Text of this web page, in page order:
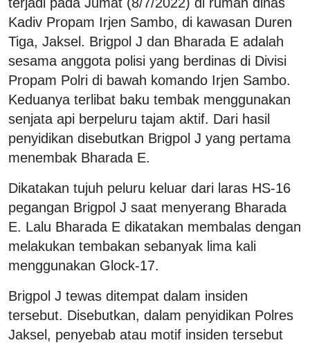
Kadiv Propam Irjen Sambo, di kawasan Duren
Tiga, Jaksel. Brigpol J dan Bharada E adalah
sesama anggota polisi yang berdinas di Divisi
Propam Polri di bawah komando Irjen Sambo.
Keduanya terlibat baku tembak menggunakan
senjata api berpeluru tajam aktif. Dari hasil
penyidikan disebutkan Brigpol J yang pertama
menembak Bharada E.
Dikatakan tujuh peluru keluar dari laras HS-16
pegangan Brigpol J saat menyerang Bharada
E. Lalu Bharada E dikatakan membalas dengan
melakukan tembakan sebanyak lima kali
menggunakan Glock-17.
Brigpol J tewas ditempat dalam insiden
tersebut. Disebutkan, dalam penyidikan Polres
Jaksel, penyebab atau motif insiden tersebut